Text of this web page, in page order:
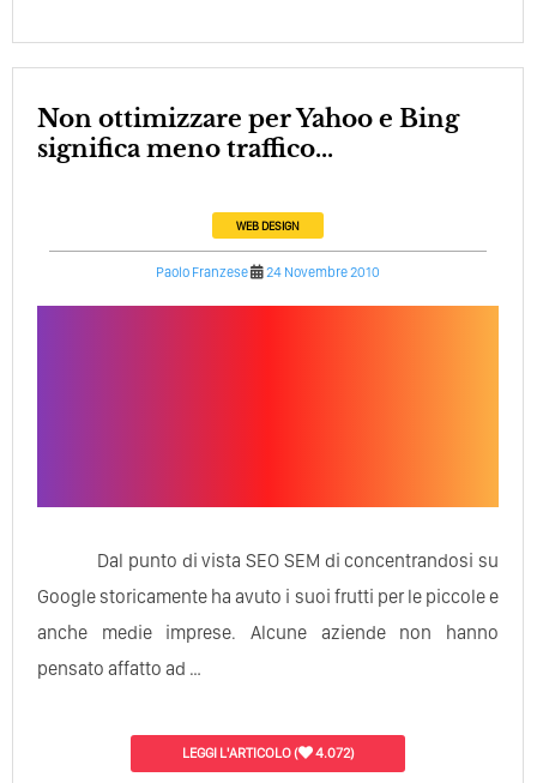
Non ottimizzare per Yahoo e Bing
significa meno traffico...
WEB DESIGN
Paolo Franzese 24 Novembre 2010
Dal punto di vista SEO SEM di concentrandosi su
Google storicamente ha avuto i suoi frutti per le piccole e
anche medie imprese. Alcune aziende non hanno
pensato affatto ad …
LEGGI L'ARTICOLO( 4.072)